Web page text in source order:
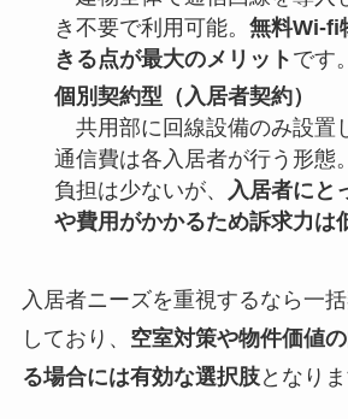
き不要で利用可能。 無料Wi-fi
きる点が最大のメリット です。
個別契約型（入居者契約）
共用部に回線設備のみ設置
通信費は各入居者が行う形態
負担は少ないが、
入居者にと
や費用がかかるため訴求力は
入居者ニーズを重視するなら一
しており、 空室対策や物件価値
る場合には有効な選択肢となりま